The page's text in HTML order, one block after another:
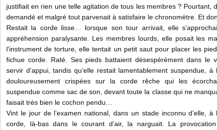
justifiait en rien une telle agitation de tous les membres ? Pourtant,
demandé et malgré tout parvenait à satisfaire le chronomètre. Et
Restait la corde lisse… lorsque son tour arrivait, elle
appréhension paralysante. Les membres lourds, elle posait les
l’instrument de torture, elle tentait un petit saut pour placer les
fichue corde. Raté. Ses pieds battaient désespérément dans le
servir d’appui, tandis qu’elle restait lamentablement suspendue,
douloureusement crispées sur la corde rêche qui les
suspendue comme sac de son, devant toute la classe qui ne
faisait très bien le cochon pendu…
Vint le jour de l’examen national, dans un stade inconnu d’elle,
corde, là-bas dans le courant d’air, la narguait. La